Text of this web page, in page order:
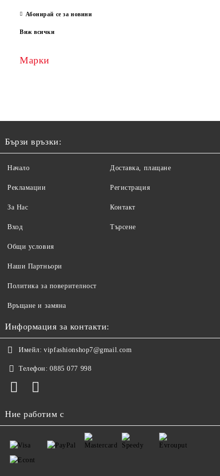
Абонирай се за новини
Виж всички
Марки
Бързи връзки:
Начало
Рекламации
За Нас
Вход
Доставка, плащане
Регистрация
Контакт
Търсене
Общи условия
Наши Партньори
Политика за поверителност
Връщане и замяна
Информация за контакти:
Имейл: vipfashionshop7@gmail.com
Телефон: 0885 077 998
Ние работим с